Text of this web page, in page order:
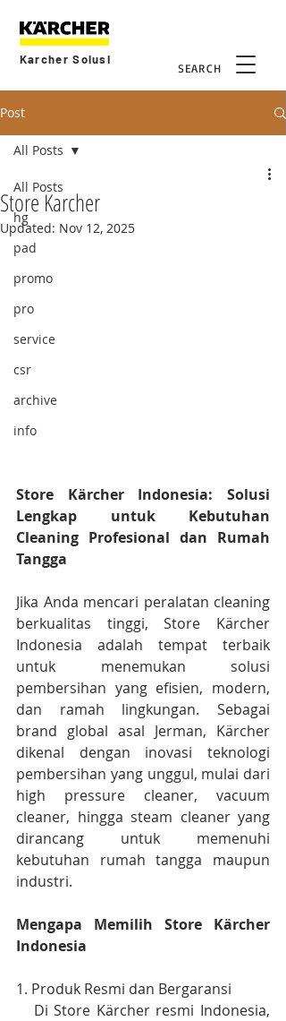
SEARCH
Karcher Solusi
Post
All Posts
hg
pad
promo
pro
service
csr
archive
info
All Posts
Store Karcher
Updated: Nov 12, 2025
Store Kärcher Indonesia: Solusi
Lengkap untuk Kebutuhan
Cleaning Profesional dan Rumah
Tangga
Jika Anda mencari peralatan cleaning
berkualitas tinggi, Store Kärcher
Indonesia adalah tempat terbaik
untuk menemukan solusi
pembersihan yang efisien, modern,
dan ramah lingkungan. Sebagai
brand global asal Jerman, Kärcher
dikenal dengan inovasi teknologi
pembersihan yang unggul, mulai dari
high pressure cleaner, vacuum
cleaner, hingga steam cleaner yang
dirancang untuk memenuhi
kebutuhan rumah tangga maupun
industri.
Mengapa Memilih Store Kärcher
Indonesia
1. Produk Resmi dan Bergaransi